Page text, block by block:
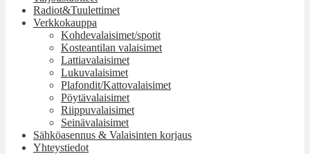
Radiot&Tuulettimet
Verkkokauppa
Kohdevalaisimet/spotit
Kosteantilan valaisimet
Lattiavalaisimet
Lukuvalaisimet
Plafondit/Kattovalaisimet
Pöytävalaisimet
Riippuvalaisimet
Seinävalaisimet
Sähköasennus & Valaisinten korjaus
Yhteystiedot